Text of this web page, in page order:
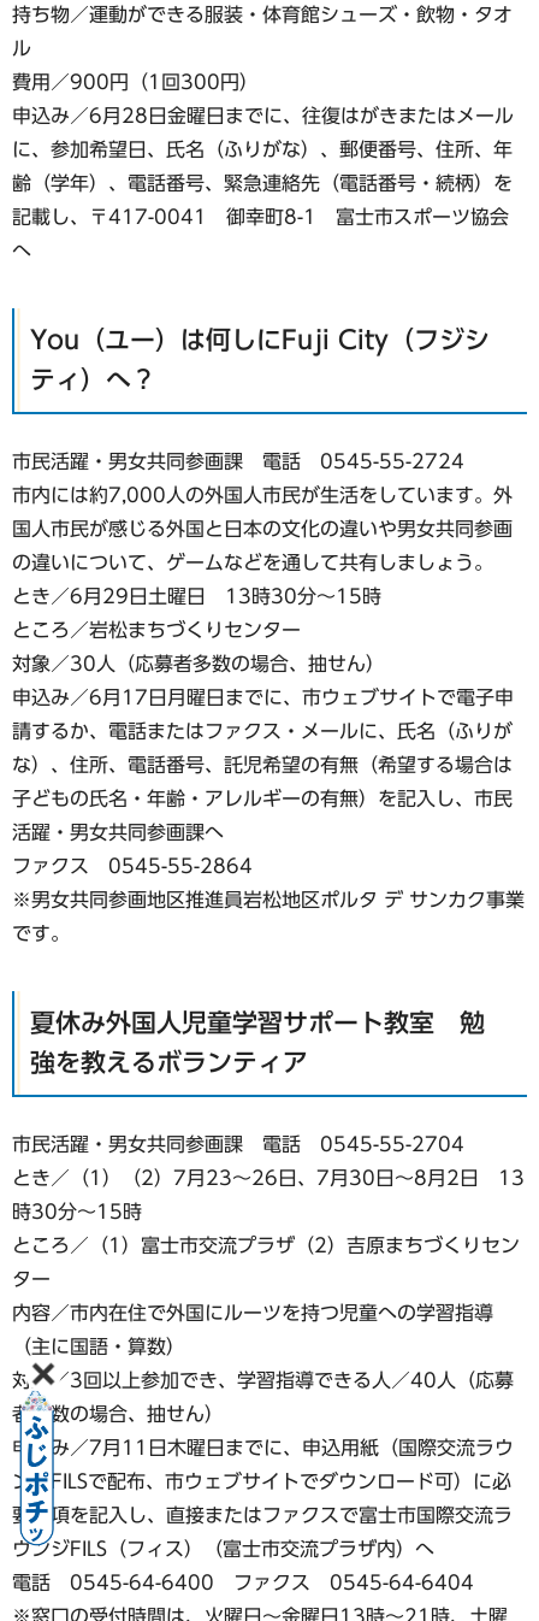
持ち物／運動ができる服装・体育館シューズ・飲物・タオ
ル
費用／900円（1回300円）
申込み／6月28日金曜日までに、往復はがきまたはメール
に、参加希望日、氏名（ふりがな）、郵便番号、住所、年
齢（学年）、電話番号、緊急連絡先（電話番号・続柄）を
記載し、〒417-0041 御幸町8-1 富士市スポーツ協会
へ
You（ユー）は何しにFuji City（フジシ
ティ）へ？
市民活躍・男女共同参画課 電話 0545-55-2724
市内には約7,000人の外国人市民が生活をしています。外
国人市民が感じる外国と日本の文化の違いや男女共同参画
の違いについて、ゲームなどを通して共有しましょう。
とき／6月29日土曜日 13時30分～15時
ところ／岩松まちづくりセンター
対象／30人（応募者多数の場合、抽せん）
申込み／6月17日月曜日までに、市ウェブサイトで電子申
請するか、電話またはファクス・メールに、氏名（ふりが
な）、住所、電話番号、託児希望の有無（希望する場合は
子どもの氏名・年齢・アレルギーの有無）を記入し、市民
活躍・男女共同参画課へ
ファクス 0545-55-2864
※男女共同参画地区推進員岩松地区ポルタ デ サンカク事業
です。
夏休み外国人児童学習サポート教室 勉
強を教えるボランティア
市民活躍・男女共同参画課 電話 0545-55-2704
とき／（1）（2）7月23〜26日、7月30日〜8月2日 13
時30分～15時
ところ／（1）富士市交流プラザ（2）吉原まちづくりセン
ター
内容／市内在住で外国にルーツを持つ児童への学習指導
（主に国語・算数）
対象／3回以上参加でき、学習指導できる人／40人（応募
者多数の場合、抽せん）
申込み／7月11日木曜日までに、申込用紙（国際交流ラウ
ンジFILSで配布、市ウェブサイトでダウンロード可）に必
要事項を記入し、直接またはファクスで富士市国際交流ラ
ウンジFILS（フィス）（富士市交流プラザ内）へ
電話 0545-64-6400 ファクス 0545-64-6404
※窓口の受付時間は、火曜日〜金曜日13時〜21時、土曜